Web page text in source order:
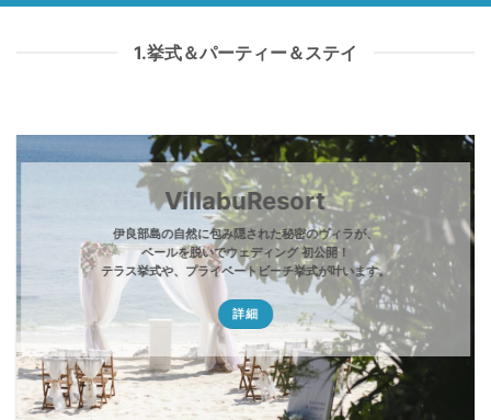
1.挙式＆パーティー＆ステイ
VillabuResort
伊良部島の自然に包み隠された秘密のヴィラが、
ベールを脱いでウェディング 初公開！
テラス挙式や、プライベートビーチ挙式が叶います。
詳細